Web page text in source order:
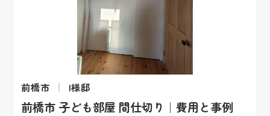
前橋市 I様邸
前橋市 子ども部屋 間仕切り｜費用と事例